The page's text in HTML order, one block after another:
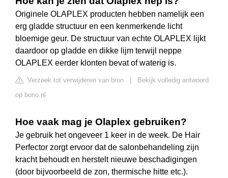
Originele OLAPLEX producten hebben namelijk een
erg gladde structuur en een kenmerkende licht
bloemige geur. De structuur van echte OLAPLEX lijkt
daardoor op gladde en dikke lijm terwijl neppe
OLAPLEX eerder klonten bevat of waterig is.
Verzoek tot verwijderen van bron
Bekijk volledig antwoord
op bono.nl
Hoe vaak mag je Olaplex gebruiken?
Je gebruik het ongeveer 1 keer in de week. De Hair
Perfector zorgt ervoor dat de salonbehandeling zijn
kracht behoudt en herstelt nieuwe beschadigingen
(door bijvoorbeeld de zon, thermische hitte etc.).